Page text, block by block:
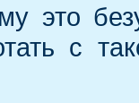
это
с